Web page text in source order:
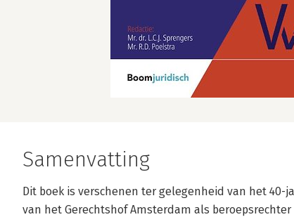
Samenvatting
Dit boek is verschenen ter gelegenheid van het
van het Gerechtshof Amsterdam als